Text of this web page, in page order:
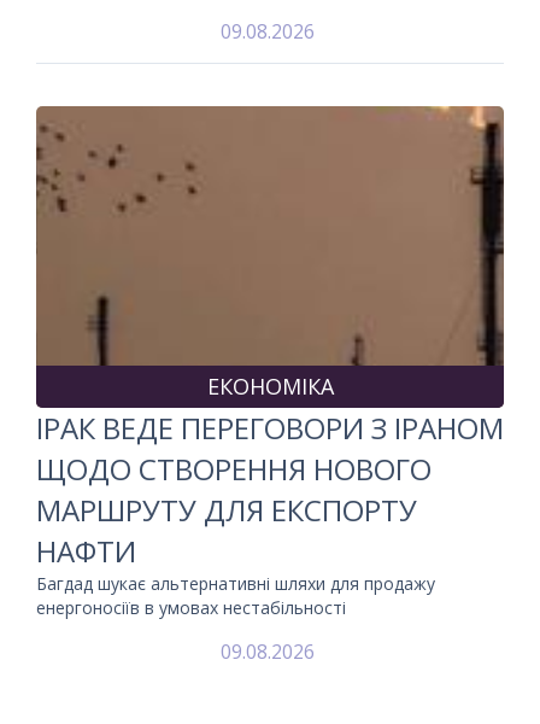
09.08.2026
ЕКОНОМІКА
ІРАК ВЕДЕ ПЕРЕГОВОРИ З ІРАНОМ
ЩОДО СТВОРЕННЯ НОВОГО
МАРШРУТУ ДЛЯ ЕКСПОРТУ
НАФТИ
Багдад шукає альтернативні шляхи для продажу
енергоносіїв в умовах нестабільності
09.08.2026